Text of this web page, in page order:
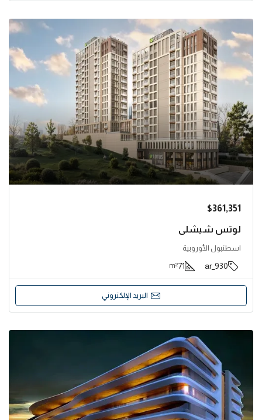
$361,351
لوتس شيشلي
اسطنبول الأوروبية
930_ar
71
m²
البريد الإلكتروني